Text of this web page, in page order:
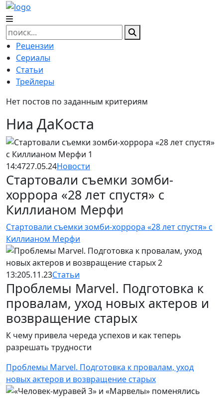
Skip
to
content
Найти:
Рецензии
Сериалы
Статьи
Трейлеры
Нет постов по заданным критериям
Ниа ДаКоста
14:4727.05.24Новости
Стартовали съемки зомби-
хоррора «28 лет спустя» с
Киллианом Мерфи
Стартовали съемки зомби-хоррора «28 лет спустя» с
Киллианом Мерфи
13:205.11.23Статьи
Проблемы Marvel. Подготовка к
провалам, уход новых актеров и
возвращение старых
К чему привела череда успехов и как теперь
разрешать трудности
Проблемы Marvel. Подготовка к провалам, уход
новых актеров и возвращение старых